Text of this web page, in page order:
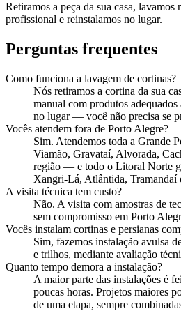
Retiramos a peça da sua casa,
profissional e reinstalamos no lugar.
Perguntas frequentes
Como funciona a lavagem de cortinas?
Nós retiramos a cortina da sua
manual com produtos
no lugar — você não precisa se
Vocês atendem fora de Porto Alegre?
Sim. Atendemos toda a Grande
Viamão, Gravataí, Alvorada,
região — e todo o Litoral Norte
Xangri-Lá, Atlântida, Tramandaí
A visita técnica tem custo?
Não. A visita com amostras de
sem compromisso em Porto
Vocês instalam cortinas e persianas
Sim, fazemos instalação avulsa
e trilhos, mediante avaliação
Quanto tempo demora a instalação?
A maior parte das instalações é
poucas horas. Projetos maiores
de uma etapa, sempre